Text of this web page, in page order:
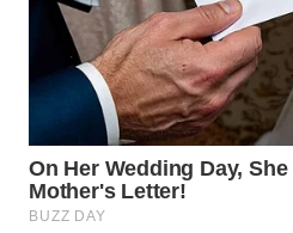
TANGERANG
WN
WN
CIREBON